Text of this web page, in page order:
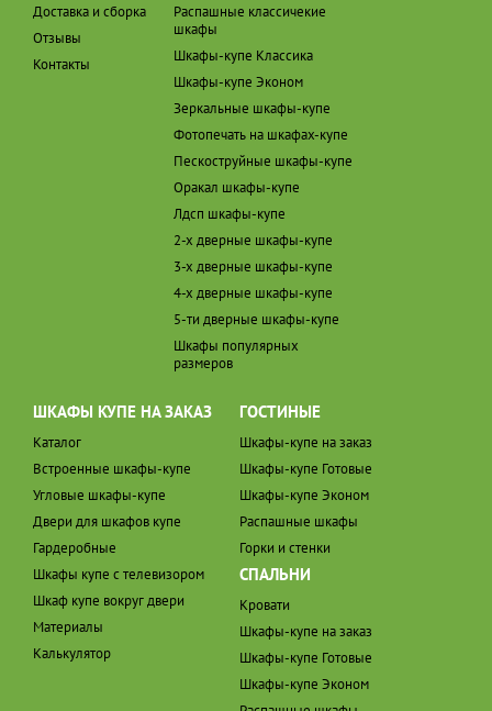
Доставка и сборка
Отзывы
Контакты
Распашные классичекие
шкафы
Шкафы-купе Классика
Шкафы-купе Эконом
Зеркальные шкафы-купе
Фотопечать на шкафах-купе
Пескоструйные шкафы-купе
Оракал шкафы-купе
Лдсп шкафы-купе
2-х дверные шкафы-купе
3-х дверные шкафы-купе
4-х дверные шкафы-купе
5-ти дверные шкафы-купе
Шкафы популярных
размеров
ШКАФЫ КУПЕ НА ЗАКАЗ
Каталог
Встроенные шкафы-купе
Угловые шкафы-купе
Двери для шкафов купе
Гардеробные
Шкафы купе с телевизором
Шкаф купе вокруг двери
Материалы
Калькулятор
ГОСТИНЫЕ
Шкафы-купе на заказ
Шкафы-купе Готовые
Шкафы-купе Эконом
Распашные шкафы
Горки и стенки
СПАЛЬНИ
Кровати
Шкафы-купе на заказ
Шкафы-купе Готовые
Шкафы-купе Эконом